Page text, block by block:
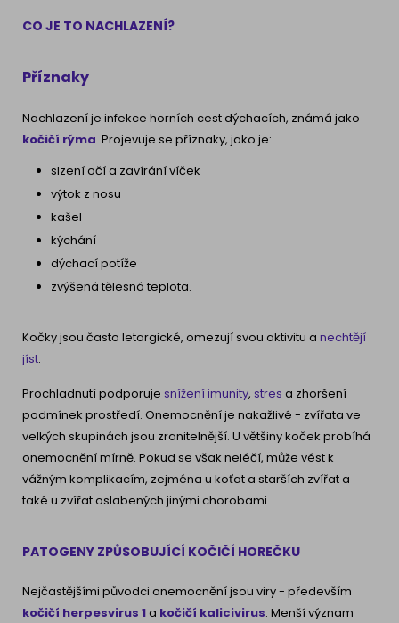
CO JE TO NACHLAZENÍ?
Příznaky
Nachlazení je infekce horních cest dýchacích, známá jako
kočičí rýma. Projevuje se příznaky, jako je:
slzení očí a zavírání víček
výtok z nosu
kašel
kýchání
dýchací potíže
zvýšená tělesná teplota.
Kočky jsou často letargické, omezují svou aktivitu a nechtějí
jíst.
Prochladnutí podporuje snížení imunity, stres a zhoršení
podmínek prostředí. Onemocnění je nakažlivé - zvířata ve
velkých skupinách jsou zranitelnější. U většiny koček probíhá
onemocnění mírně. Pokud se však neléčí, může vést k
vážným komplikacím, zejména u koťat a starších zvířat a
také u zvířat oslabených jinými chorobami.
PATOGENY ZPŮSOBUJÍCÍ KOČIČÍ HOREČKU
Nejčastějšími původci onemocnění jsou viry - především
kočičí herpesvirus 1a kočičí kalicivirus. Menší význam